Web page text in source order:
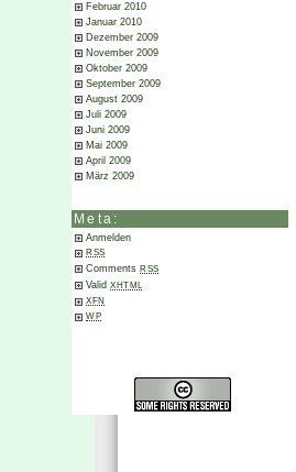
Februar 2010
Januar 2010
Dezember 2009
November 2009
Oktober 2009
September 2009
August 2009
Juli 2009
Juni 2009
Mai 2009
April 2009
März 2009
Meta:
Anmelden
RSS
Comments RSS
Valid XHTML
XFN
WP